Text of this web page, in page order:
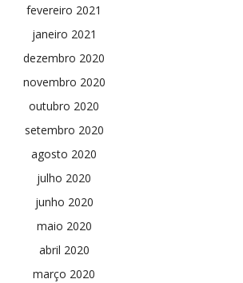
fevereiro 2021
janeiro 2021
dezembro 2020
novembro 2020
outubro 2020
setembro 2020
agosto 2020
julho 2020
junho 2020
maio 2020
abril 2020
março 2020